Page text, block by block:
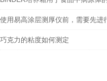
巧克力的粘度如何测定